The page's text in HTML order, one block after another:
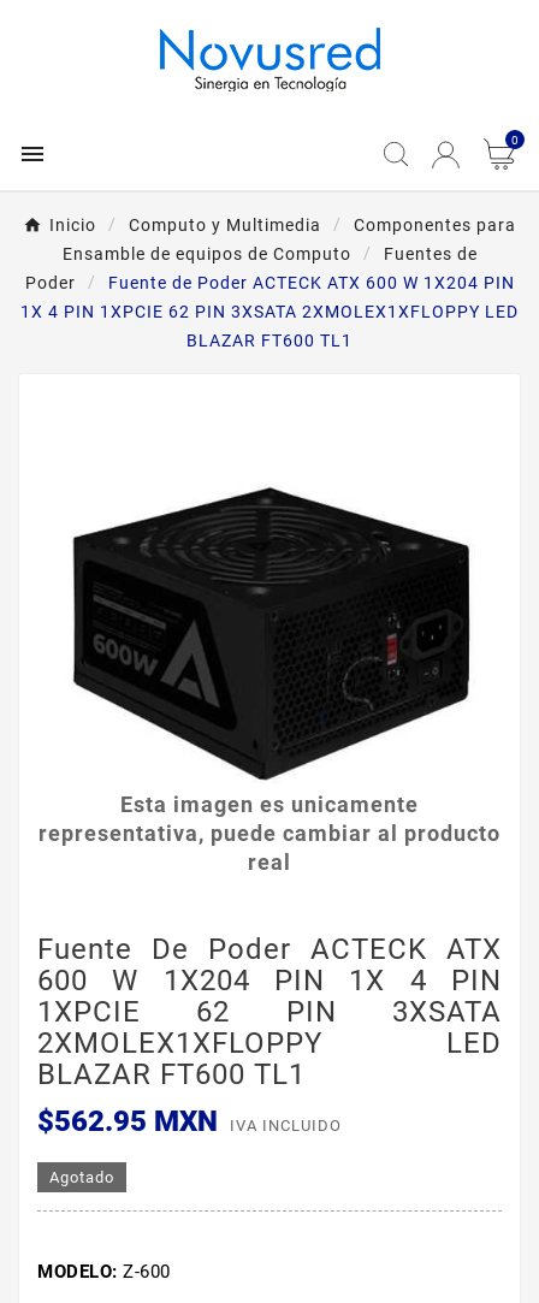
 0
Inicio Computo y Multimedia
Componentes para
Ensamble de equipos de Computo
Fuentes de
Poder
Fuente de Poder ACTECK ATX 600 W 1X204 PIN
1X 4 PIN 1XPCIE 62 PIN 3XSATA 2XMOLEX1XFLOPPY LED
BLAZAR FT600 TL1
Esta imagen es unicamente
representativa, puede cambiar al producto
real
Fuente De Poder ACTECK ATX
600 W 1X204 PIN 1X 4 PIN
1XPCIE 62 PIN 3XSATA
2XMOLEX1XFLOPPY LED
BLAZAR FT600 TL1
$562.95 MXN
IVA INCLUIDO
Agotado
MODELO: Z-600